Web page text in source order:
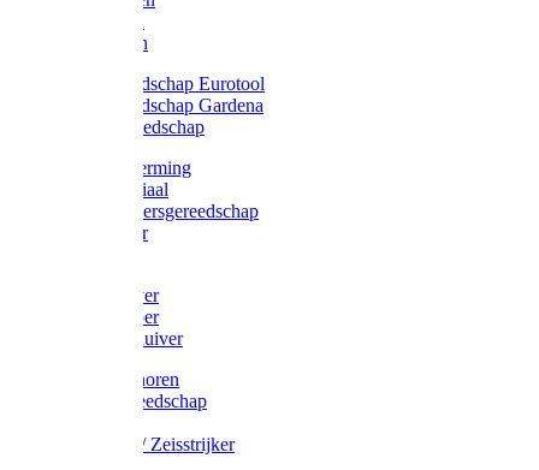
Hooiharken
Handgereedschap Eurotool
Handgereedschap Gardena
Kindergereedschap
Kniebescherming
Afzetmateriaal
Stratenmakersgereedschap
Straathamer
Mestschuiver
Mestschraper
Sneeuwschuiver
Zeis toebehoren
Baggergereedschap
Wetstenen / Zeisstrijker